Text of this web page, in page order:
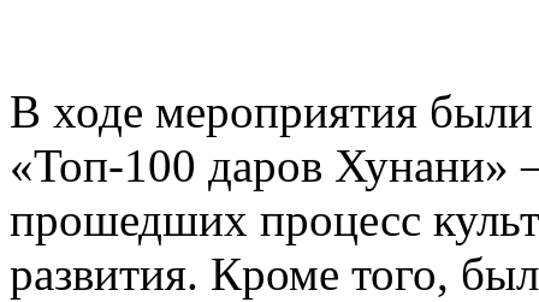
В ходе мероприятия были
«Топ-100 даров Хунани»
прошедших процесс
развития. Кроме того,